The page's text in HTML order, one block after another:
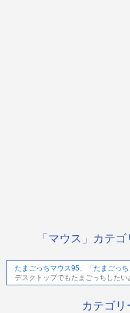
「マウス」カテ
たまごっちマウス95、「たまごっ
デスクトップでもたまごっちしたい
カテゴリ